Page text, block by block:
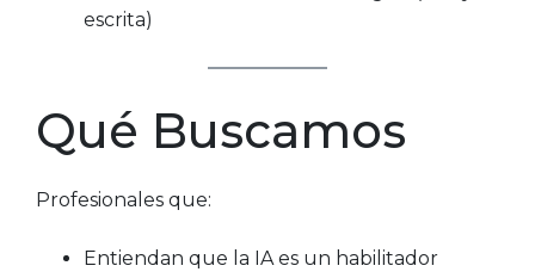
escrita)
Qué Buscamos
Profesionales que:
Entiendan que la IA es un habilitador